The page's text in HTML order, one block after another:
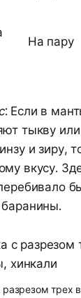
На пару
Если в
тыкву
и зиру,
вкусу.
трех